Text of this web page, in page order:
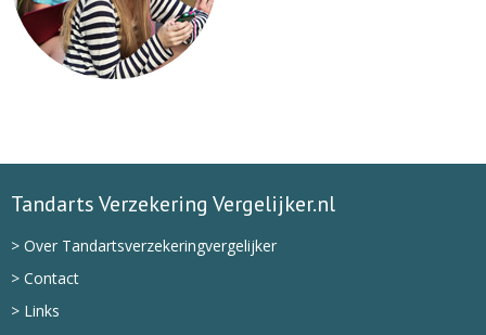
Tandarts Verzekering Vergelijker.nl
> Over Tandartsverzekeringvergelijker
> Contact
> Links